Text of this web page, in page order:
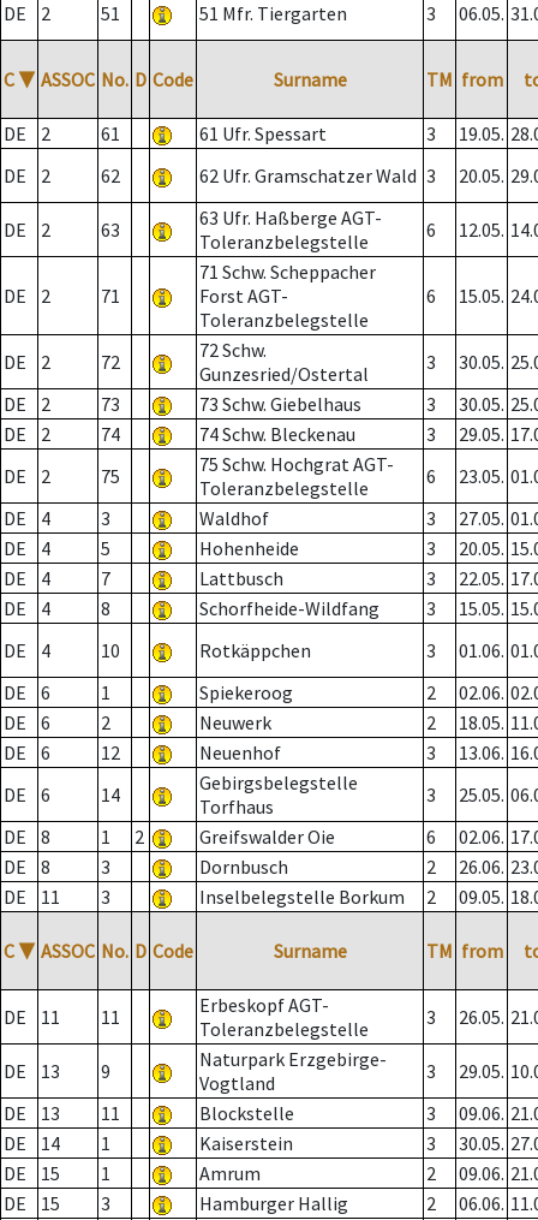
DE
2 51 51 Mfr. Tiergarten 3 06.05.
C ▼ ASSOC No. D Code Surname TM from
DE 2 61 61 Ufr. Spessart 3 19.05.
DE
2 62 62 Ufr. Gramschatzer Wald 3 20.05.
DE 2 63
63 Ufr. Haßberge AGT-
Toleranzbelegstelle
6 12.05.
DE 2 71
71 Schw. Scheppacher
Forst AGT-
Toleranzbelegstelle
6 15.05.
DE 2 72
72 Schw.
Gunzesried/Ostertal
3 30.05.
DE
2 73 73 Schw. Giebelhaus 3 30.05.
DE
2 74 74 Schw. Bleckenau 3 29.05.
DE
2 75
75 Schw. Hochgrat AGT-
Toleranzbelegstelle
6 23.05.
DE
4 3 Waldhof 3 27.05.
DE
4 5 Hohenheide 3 20.05.
DE
4 7 Lattbusch 3 22.05.
DE
4 8 Schorfheide-Wildfang 3 15.05.
DE
4 10 Rotkäppchen 3 01.06.
DE
6 1 Spiekeroog 2 02.06.
DE
6 2 Neuwerk 2 18.05.
DE
6 12 Neuenhof 3 13.06.
DE
6 14
Gebirgsbelegstelle
Torfhaus
3 25.05.
DE
8 1 2 Greifswalder Oie 6 02.06.
DE
8 3 Dornbusch 2 26.06.
DE
11 3 Inselbelegstelle Borkum 2 09.05.
C ▼ ASSOC No. D Code Surname TM from
DE 11 11
Erbeskopf AGT-
Toleranzbelegstelle
3 26.05.
DE 13 9
Naturpark Erzgebirge-
Vogtland
3 29.05.
DE
13 11 Blockstelle 3 09.06.
DE
14 1 Kaiserstein 3 30.05.
DE
15 1 Amrum 2 09.06.
DE
15 3 Hamburger Hallig 2 06.06.